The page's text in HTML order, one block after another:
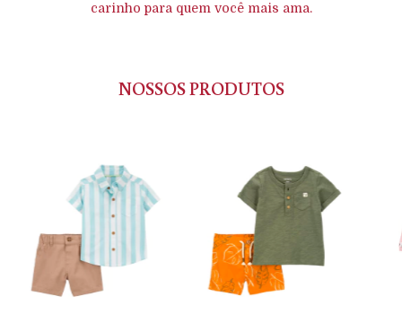
carinho para quem você mais ama.
NOSSOS PRODUTOS